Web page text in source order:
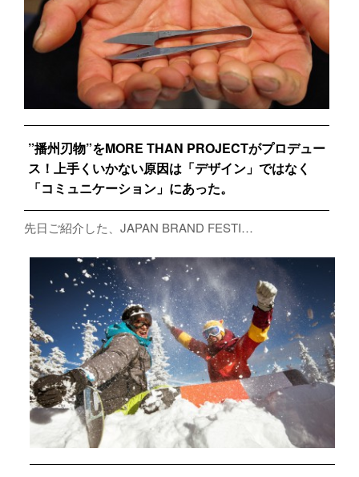
”播州刃物”をMORE THAN PROJECTがプロデュー
ス！上手くいかない原因は「デザイン」ではなく
「コミュニケーション」にあった。
先日ご紹介した、JAPAN BRAND FESTI…